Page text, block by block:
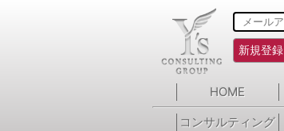
新規登録
HOME
コンサルティング